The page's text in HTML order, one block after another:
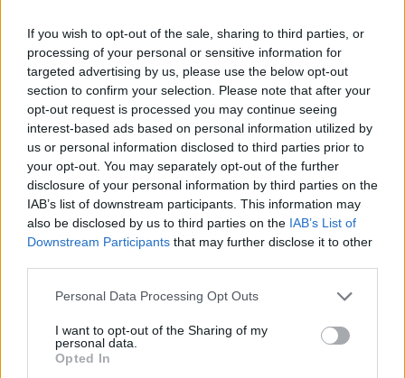
If you wish to opt-out of the sale, sharing to third parties, or
processing of your personal or sensitive information for
targeted advertising by us, please use the below opt-out
section to confirm your selection. Please note that after your
opt-out request is processed you may continue seeing
interest-based ads based on personal information utilized by
us or personal information disclosed to third parties prior to
your opt-out. You may separately opt-out of the further
disclosure of your personal information by third parties on the
IAB’s list of downstream participants. This information may
also be disclosed by us to third parties on the IAB’s List of
Downstream Participants that may further disclose it to other
Please note that this website/app uses one or more Google
not limited to your visit or usage behaviour. You may click to
grant or deny consent to Google and its third-party tags to
use your data for below specified purposes in below Google
Personal Data Processing Opt Outs
I want to opt-out of the Sharing of my
personal data.
Opted In
Στην τεράστια πλατεία στην πόλη του Βατικανού
ένας μοναχικός προσκυνητής έχει ανέβει στον
βασιλική του Αγίου Πέτρου που και αυτή έχει
χαμηλωμένα τα φώτα.